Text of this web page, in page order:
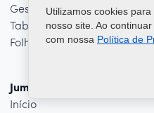
Gestão de Cliente pós-
Tabela de preço flexível
Folha de Pagamento
Jump Park
Início
Utilizamos cookies
nosso site. Ao
com nossa Política de